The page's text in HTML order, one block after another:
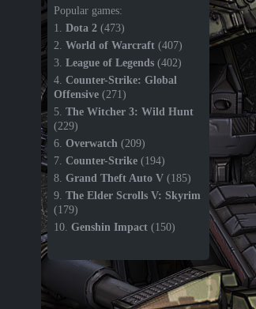
Popular games:
1. Dota 2 (473)
2. World of Warcraft (407)
3. League of Legends (402)
4. Counter-Strike: Global
Offensive (271)
5. The Witcher 3: Wild Hunt
(229)
6. Overwatch (209)
7. Counter-Strike (194)
8. Grand Theft Auto V (185)
9. The Elder Scrolls V: Skyrim
(179)
10. Genshin Impact (150)